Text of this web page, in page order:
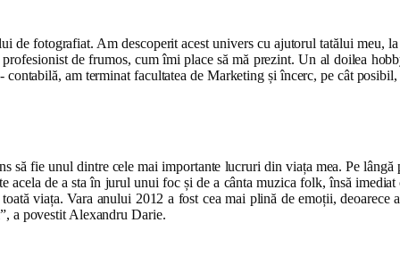
de fotografiat. Am descoperit acest univers cu ajutorul tatălui
de frumos, cum îmi place să mă prezint. Un al doilea
am terminat facultatea de Marketing și încerc, pe cât
fie unul dintre cele mai importante lucruri din viața mea. Pe
de a sta în jurul unui foc și de a cânta muzica folk, însă
viața. Vara anului 2012 a fost cea mai plină de emoții,
a povestit Alexandru Darie.